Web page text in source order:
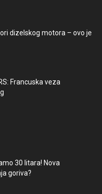
dizelskog motora – ovo je
Francuska veza
30 litara! Nova
goriva?